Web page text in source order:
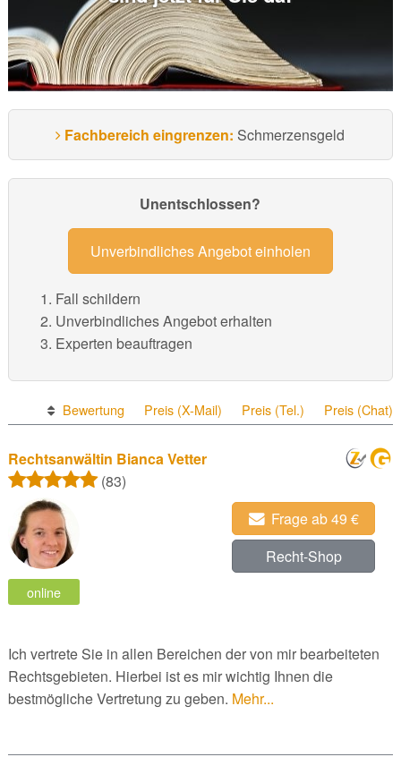
Fachbereich eingrenzen: Schmerzensgeld
Unentschlossen?
Unverbindliches Angebot einholen
Fall schildern
Unverbindliches Angebot erhalten
Experten beauftragen
Bewertung Preis (X-Mail) Preis (Tel.) Preis (Chat)
Rechtsanwältin Bianca Vetter
(83)
online
Frage ab 49 €
Recht-Shop
Ich vertrete Sie in allen Bereichen der von mir bearbeiteten
Rechtsgebieten. Hierbei ist es mir wichtig Ihnen die
bestmögliche Vertretung zu geben. Mehr...